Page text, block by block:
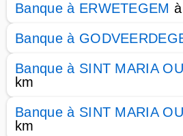
Banque à ERWETEGEM
Banque à
Banque à SINT MARIA
km
Banque à SINT MARIA
km